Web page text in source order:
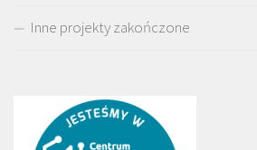
Inne projekty zakończone